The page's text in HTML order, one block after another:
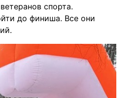
спорта.
до финиша. Все они